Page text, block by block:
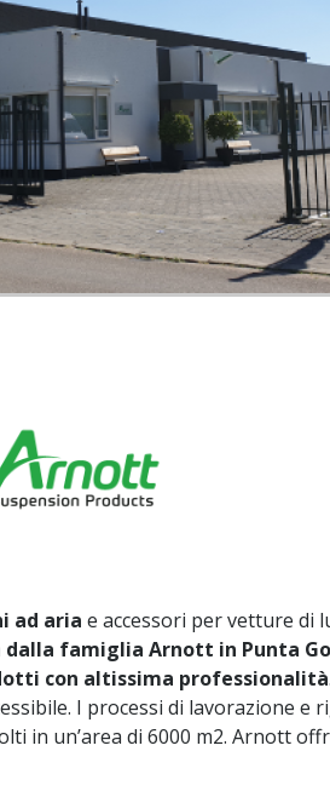
ad aria e accessori per vetture di
dalla famiglia Arnott in Punta
con altissima professionalità
I processi di lavorazione e
in un’area di 6000 m2. Arnott